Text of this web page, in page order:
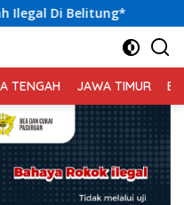
Kadis Kominfo
TENGAH JAWA TIMUR